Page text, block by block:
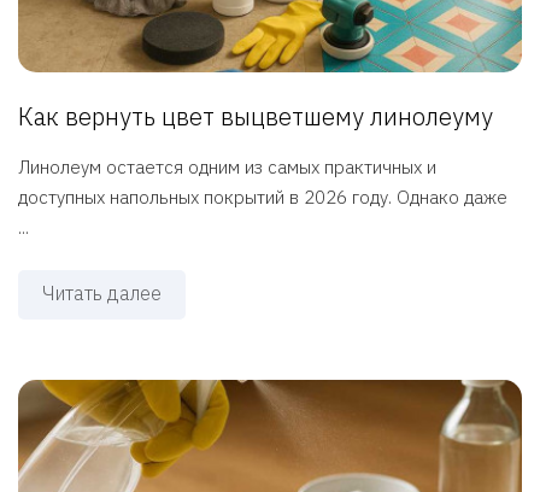
Как вернуть цвет выцветшему линолеуму
Линолеум остается одним из самых практичных и
доступных напольных покрытий в 2026 году. Однако даже
...
Читать далее